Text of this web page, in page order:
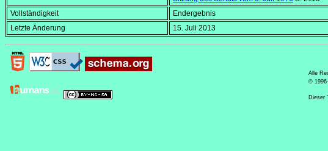
Vollständigkeit
Endergebnis
Letzte Änderung
15. Juli 2013
Alle
©
Dieser